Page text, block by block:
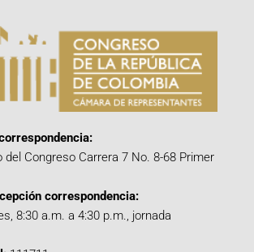
del Congreso Carrera 7 No. 8-68 Primer
correspondencia:
8:30 a.m. a 4:30 p.m., jornada